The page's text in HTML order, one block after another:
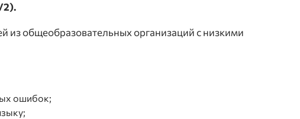
2).
из общеобразовательных организаций с низкими
ошибок;